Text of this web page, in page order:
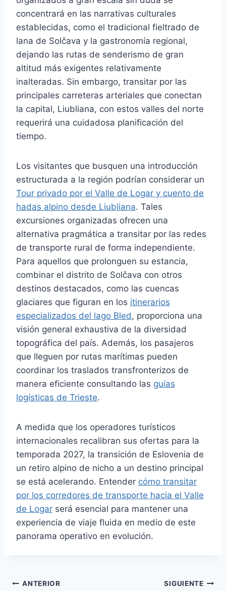
concentrará en las narrativas culturales
establecidas, como el tradicional fieltrado de
lana de Solčava y la gastronomía regional,
dejando las rutas de senderismo de gran
altitud más exigentes relativamente
inalteradas. Sin embargo, transitar por las
principales carreteras arteriales que conectan
la capital, Liubliana, con estos valles del norte
requerirá una cuidadosa planificación del
tiempo.
Los visitantes que busquen una introducción
estructurada a la región podrían considerar un
Tour privado por el Valle de Logar y cuento de
hadas alpino desde Liubliana. Tales
excursiones organizadas ofrecen una
alternativa pragmática a transitar por las redes
de transporte rural de forma independiente.
Para aquellos que prolonguen su estancia,
combinar el distrito de Solčava con otros
destinos destacados, como las cuencas
glaciares que figuran en los itinerarios
especializados del lago Bled , proporciona una
visión general exhaustiva de la diversidad
topográfica del país. Además, los pasajeros
que lleguen por rutas marítimas pueden
coordinar los traslados transfronterizos de
manera eficiente consultando las guías
logísticas de Trieste.
A medida que los operadores turísticos
internacionales recalibran sus ofertas para la
temporada 2027, la transición de Eslovenia de
un retiro alpino de nicho a un destino principal
se está acelerando. Entender cómo transitar
por los corredores de transporte hacia el Valle
de Logar será esencial para mantener una
experiencia de viaje fluida en medio de este
panorama operativo en evolución.
Navegación
ANTERIOR SIGUIENTE